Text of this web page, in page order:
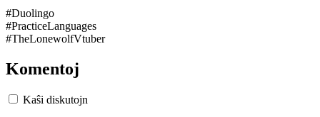
#Duolingo
#PracticeLanguages
#TheLonewolfVtuber
Komentoj
Kaŝi diskutojn